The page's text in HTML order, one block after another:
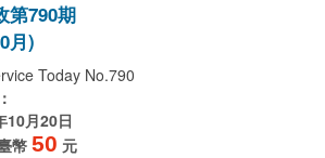
第790期
0月)
Today No.790
10月20日
幣 50 元